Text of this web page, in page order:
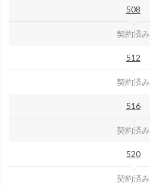
508
契約済み
512
契約済み
516
契約済み
520
契約済み